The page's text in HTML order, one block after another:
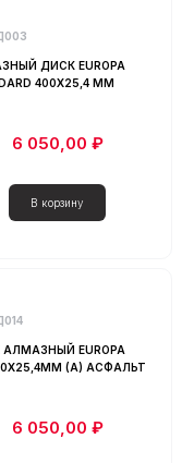
ДИСК EUROPA
400Х25,4 ММ
6 050,00 ₽
EUROPA
(А) АСФАЛЬТ
6 050,00 ₽